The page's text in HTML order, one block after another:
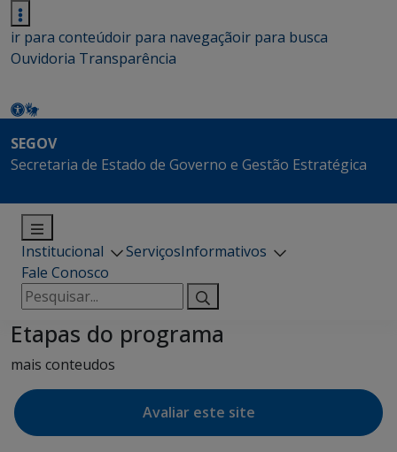
ir para conteúdoir para navegaçãoir para busca
Ouvidoria Transparência
SEGOV
Secretaria de Estado de Governo e Gestão Estratégica
Institucional ServiçosInformativos
Fale Conosco
Pesquisar
por:
Etapas do programa
mais conteudos
Avaliar este site